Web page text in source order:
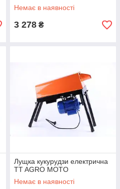
Немає в наявності
3 278 ₴
Лущка кукурудзи електрична
TT AGRO MOTO
Немає в наявності